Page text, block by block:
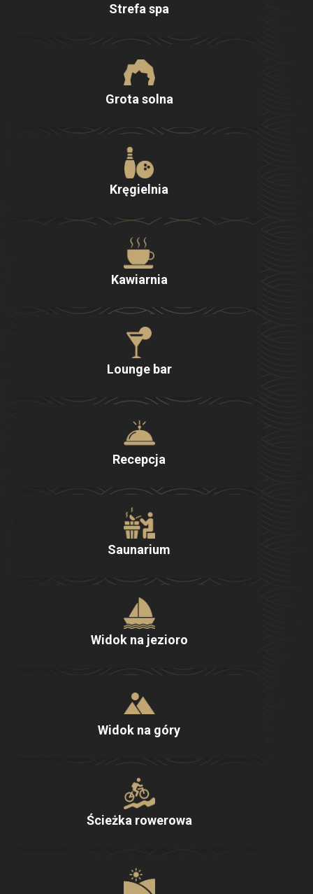
Strefa spa
Grota solna
Kręgielnia
Kawiarnia
Lounge bar
Recepcja
Saunarium
Widok na jezioro
Widok na góry
Ścieżka rowerowa